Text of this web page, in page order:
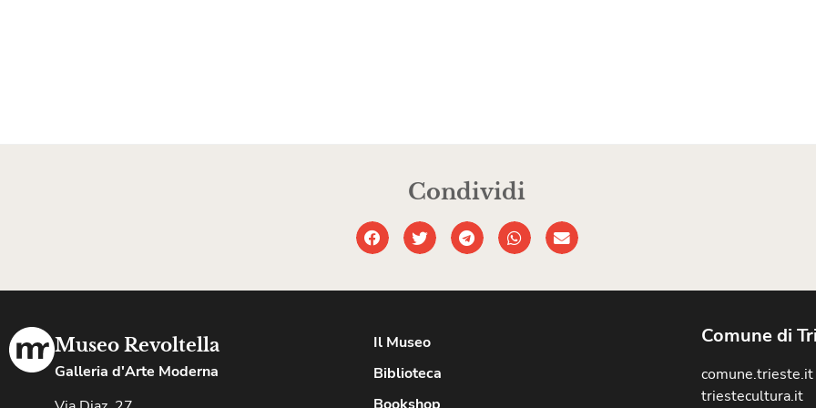
Condividi
Museo Revoltella
Galleria d'Arte Moderna
Il Museo
Biblioteca
Comune di
comune.trieste.it
triestecultura.it